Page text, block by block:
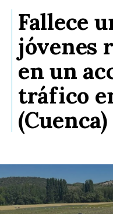
Fallece
jóvenes
en un
tráfico
(Cuenca)